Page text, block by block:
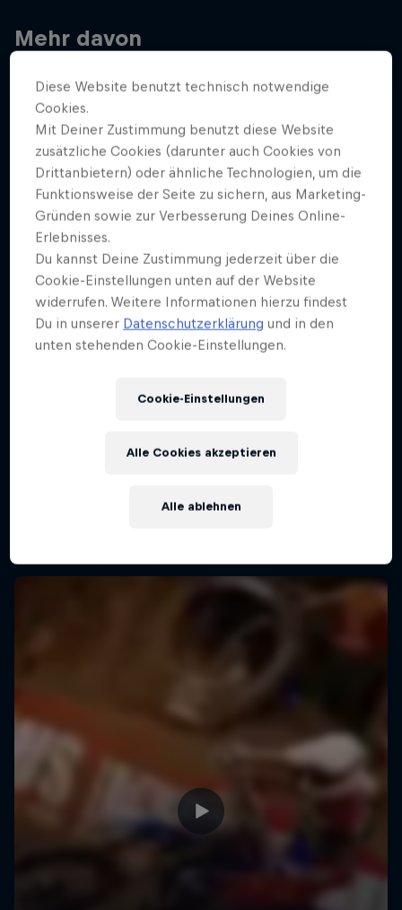
Mehr davon
Diese Website benutzt technisch notwendige
Cookies.
Mit Deiner Zustimmung benutzt diese Website
zusätzliche Cookies (darunter auch Cookies von
Drittanbietern) oder ähnliche Technologien, um die
Funktionsweise der Seite zu sichern, aus Marketing-
Gründen sowie zur Verbesserung Deines Online-
Erlebnisses.
Du kannst Deine Zustimmung jederzeit über die
Cookie-Einstellungen unten auf der Website
widerrufen. Weitere Informationen hierzu findest
Du in unserer Datenschutzerklärung und in den
unten stehenden Cookie-Einstellungen.
Cookie-Einstellungen
Alle ablehnen
Alle Cookies akzeptieren